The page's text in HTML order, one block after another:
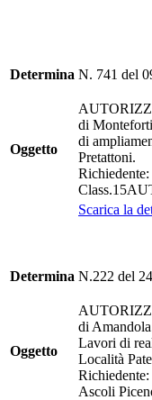
Determina N. 741 del
Oggetto
di
di
Pretattoni.
Scarica la
Determina N.222 del
Oggetto
di
Lavori di
Località
Ascoli